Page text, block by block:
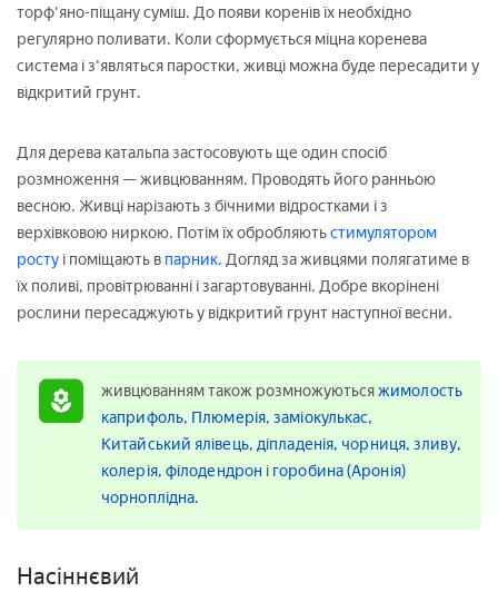
торф'яно-піщану суміш. До появи коренів їх необхідно
регулярно поливати. Коли сформується міцна коренева
система і з'являться паростки, живці можна буде пересадити у
відкритий грунт.
Для дерева катальпа застосовують ще один спосіб
розмноження — живцюванням. Проводять його ранньою
весною. Живці нарізають з бічними відростками і з
верхівковою ниркою. Потім їх обробляютьстимулятором
росту і поміщають в парник. Догляд за живцями полягатиме в
їх поливі, провітрюванні і загартовуванні. Добре вкорінені
рослини пересаджують у відкритий грунт наступної весни.
живцюванням також розмножуютьсяжимолость
каприфоль, Плюмерія,заміокулькас,
Китайський ялівець, діпладенія, чорниця,зливу,
колерія, філодендрон і горобина (Аронія)
чорноплідна.
Насіннєвий